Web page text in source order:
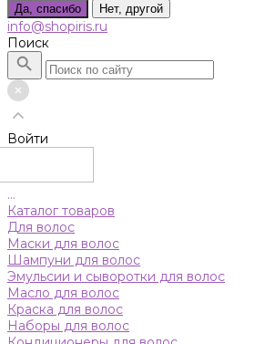
Да, спасибо Нет, другой
info@shopiris.ru
Поиск
Войти
...
Каталог товаров
Для волос
Маски для волос
Шампуни для волос
Эмульсии и сыворотки для волос
Масло для волос
Краска для волос
Наборы для волос